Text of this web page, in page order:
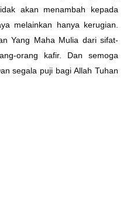
akan menambah kepada
melainkan hanya kerugian.
Yang Maha Mulia dari sifat-
orang kafir. Dan semoga
segala puji bagi Allah Tuhan